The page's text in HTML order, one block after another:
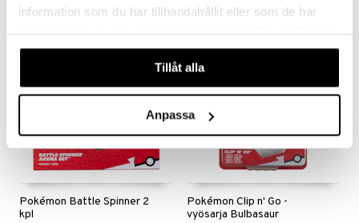
information som du har tillhandahållit eller som de har
våra cookies vid fortsatt användande av vår webbplats.
Tillåt alla
Anpassa
Pokémon Battle Spinner 2
kpl
Pokémon Clip n' Go -
vyösarja Bulbasaur